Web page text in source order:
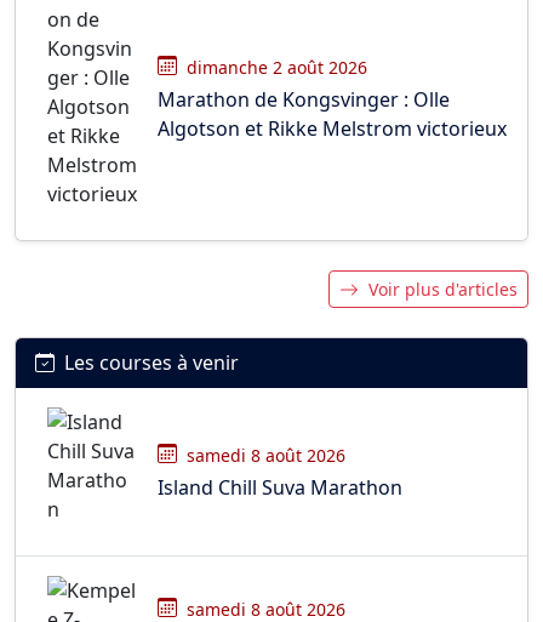
dimanche 2 août 2026
Marathon de Kongsvinger : Olle
Algotson et Rikke Melstrom victorieux
Voir plus d'articles
Les courses à venir
samedi 8 août 2026
Island Chill Suva Marathon
samedi 8 août 2026